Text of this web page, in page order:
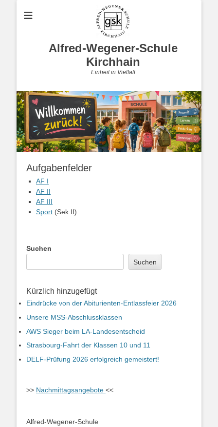
Alfred-Wegener-Schule
Kirchhain
Einheit in Vielfalt
Aufgabenfelder
AF I
AF II
AF III
Sport (Sek II)
Suchen
Suchen
Kürzlich hinzugefügt
Eindrücke von der Abiturienten-Entlassfeier 2026
Unsere MSS-Abschlussklassen
AWS Sieger beim LA-Landesentscheid
Strasbourg-Fahrt der Klassen 10 und 11
DELF-Prüfung 2026 erfolgreich gemeistert!
>> Nachmittagsangebote <<
Alfred-Wegener-Schule